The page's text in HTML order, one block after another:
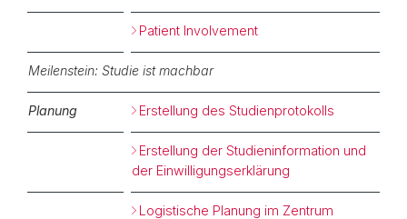
Patient Involvement
Meilenstein: Studie ist machbar
Planung Erstellung des Studienprotokolls
Erstellung der Studieninformation und
der Einwilligungserklärung
Logistische Planung im Zentrum